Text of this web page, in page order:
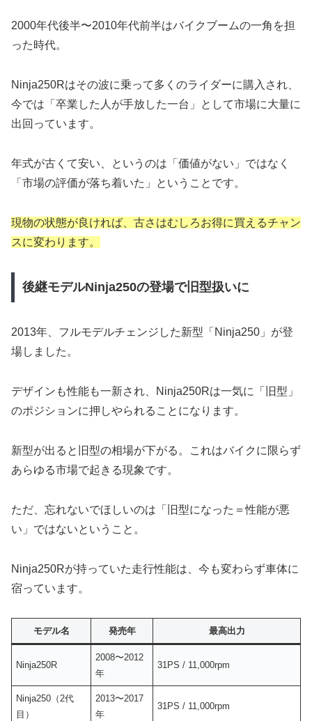
2000年代後半〜2010年代前半はバイクブームの一角を担
った時代。
Ninja250Rはその波に乗って多くのライダーに購入され、
今では「卒業した人が手放した一台」として市場に大量に
出回っています。
年式が古くて安い、というのは「価値がない」ではなく
「市場の評価が落ち着いた」ということです。
現物の状態が良ければ、古さはむしろお得に買えるチャン
スに変わります。
後継モデルNinja250の登場で旧型扱いに
2013年、フルモデルチェンジした新型「Ninja250」が登
場しました。
デザインも性能も一新され、Ninja250Rは一気に「旧型」
のポジションに押しやられることになります。
新型が出ると旧型の相場が下がる。これはバイクに限らず
あらゆる市場で起きる現象です。
ただ、忘れないでほしいのは「旧型になった＝性能が悪
い」ではないということ。
Ninja250Rが持っていた走行性能は、今も変わらず車体に
宿っています。
モデル名 発売年 最高出力
Ninja250R
2008〜2012
年
31PS / 11,000rpm
Ninja250（2代
目）
2013〜2017
年
31PS / 11,000rpm